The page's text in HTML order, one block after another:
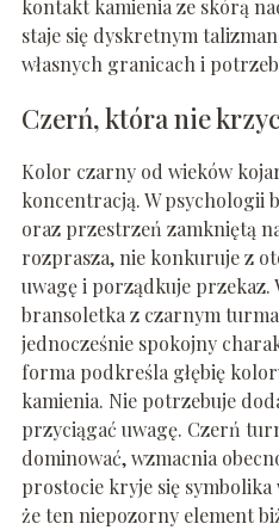
kontakt kamienia ze skórą
staje się dyskretnym
własnych granicach i
Czerń, która nie
Kolor czarny od wieków
koncentracją. W psychologii
oraz przestrzeń zamkniętą
rozprasza, nie konkuruje z
uwagę i porządkuje przekaz.
bransoletka z czarnym
jednocześnie spokojny
forma podkreśla głębię
kamienia. Nie potrzebuje
przyciągać uwagę. Czerń
dominować, wzmacnia
prostocie kryje się
że ten niepozorny element